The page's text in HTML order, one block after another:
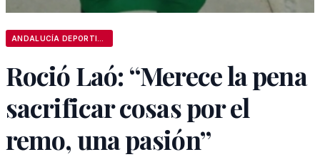
Roció Laó: “Merece la pena
sacrificar cosas por el
remo, una pasión”